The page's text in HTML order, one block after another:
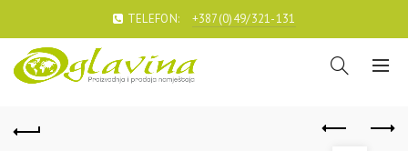
TELEFON: +387(0)49/321-131